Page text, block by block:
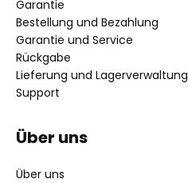
Garantie
Bestellung und Bezahlung
Garantie und Service
Rückgabe
Lieferung und Lagerverwaltung
Support
Über uns
Über uns